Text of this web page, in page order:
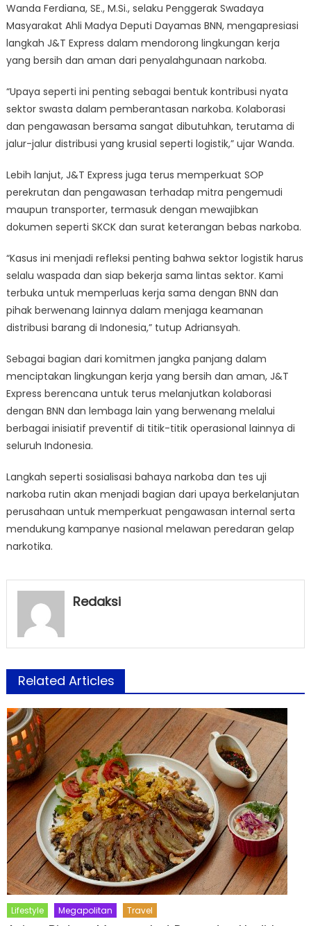
Wanda Ferdiana, SE., M.Si., selaku Penggerak Swadaya
Masyarakat Ahli Madya Deputi Dayamas BNN, mengapresiasi
langkah J&T Express dalam mendorong lingkungan kerja
yang bersih dan aman dari penyalahgunaan narkoba.
“Upaya seperti ini penting sebagai bentuk kontribusi nyata
sektor swasta dalam pemberantasan narkoba. Kolaborasi
dan pengawasan bersama sangat dibutuhkan, terutama di
jalur-jalur distribusi yang krusial seperti logistik,” ujar Wanda.
Lebih lanjut, J&T Express juga terus memperkuat SOP
perekrutan dan pengawasan terhadap mitra pengemudi
maupun transporter, termasuk dengan mewajibkan
dokumen seperti SKCK dan surat keterangan bebas narkoba.
“Kasus ini menjadi refleksi penting bahwa sektor logistik harus
selalu waspada dan siap bekerja sama lintas sektor. Kami
terbuka untuk memperluas kerja sama dengan BNN dan
pihak berwenang lainnya dalam menjaga keamanan
distribusi barang di Indonesia,” tutup Adriansyah.
Sebagai bagian dari komitmen jangka panjang dalam
menciptakan lingkungan kerja yang bersih dan aman, J&T
Express berencana untuk terus melanjutkan kolaborasi
dengan BNN dan lembaga lain yang berwenang melalui
berbagai inisiatif preventif di titik-titik operasional lainnya di
seluruh Indonesia.
Langkah seperti sosialisasi bahaya narkoba dan tes uji
narkoba rutin akan menjadi bagian dari upaya berkelanjutan
perusahaan untuk memperkuat pengawasan internal serta
mendukung kampanye nasional melawan peredaran gelap
narkotika.
Redaksi
Related Articles
Lifestyle Megapolitan Travel